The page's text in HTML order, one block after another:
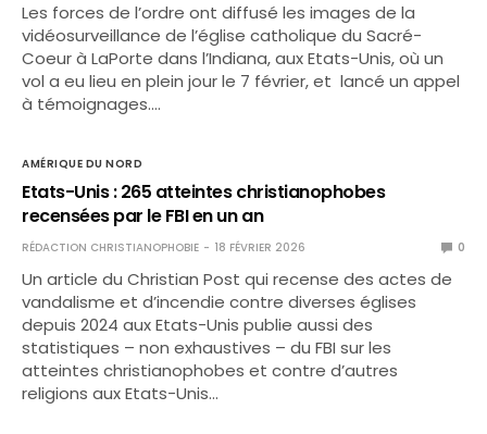
Les forces de l’ordre ont diffusé les images de la
vidéosurveillance de l’église catholique du Sacré-
Coeur à LaPorte dans l’Indiana, aux Etats-Unis, où un
vol a eu lieu en plein jour le 7 février, et lancé un appel
à témoignages.…
AMÉRIQUE DU NORD
Etats-Unis : 265 atteintes christianophobes
recensées par le FBI en un an
RÉDACTION CHRISTIANOPHOBIE 18 FÉVRIER 2026 0
Un article du Christian Post qui recense des actes de
vandalisme et d’incendie contre diverses églises
depuis 2024 aux Etats-Unis publie aussi des
statistiques – non exhaustives – du FBI sur les
atteintes christianophobes et contre d’autres
religions aux Etats-Unis…